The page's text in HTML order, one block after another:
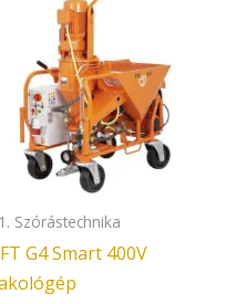
Szórástechnika
G4 Smart 400V